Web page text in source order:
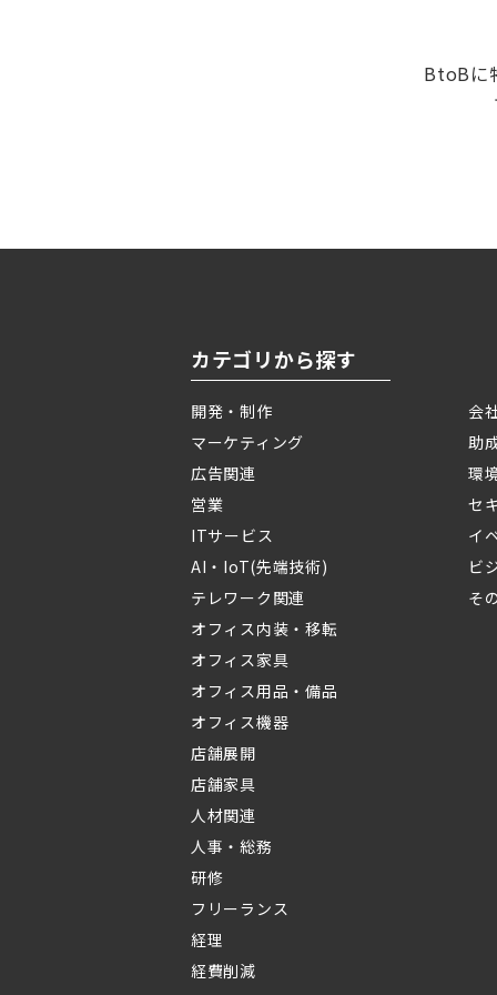
BtoBに
カテゴリから探す
開発・制作
マーケティング
広告関連
営業
ITサービス
AI・IoT(先端技術)
テレワーク関連
オフィス内装・移転
オフィス家具
オフィス用品・備品
オフィス機器
店舗展開
店舗家具
人材関連
人事・総務
研修
フリーランス
経理
経費削減
会
助
環
セ
イ
ビ
そ